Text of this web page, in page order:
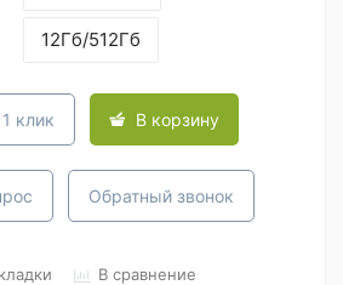
12Гб/512Гб
клик В корзину
Обратный звонок
В сравнение